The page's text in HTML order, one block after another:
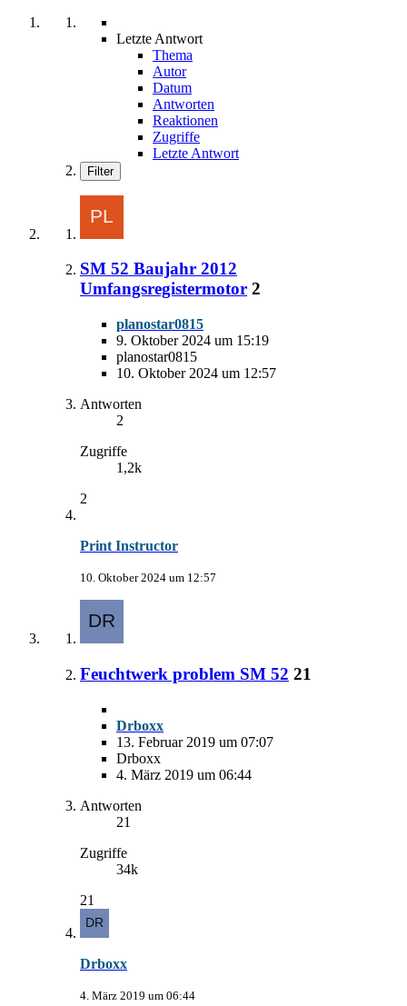
Letzte Antwort
Thema
Autor
Datum
Antworten
Reaktionen
Zugriffe
Letzte Antwort
Filter
SM 52 Baujahr 2012
Umfangsregistermotor 2
planostar0815
9. Oktober 2024 um 15:19
planostar0815
10. Oktober 2024 um 12:57
Antworten
2
Zugriffe
1,2k
2
Print Instructor
10. Oktober 2024 um 12:57
Feuchtwerk problem SM 52 21
Drboxx
13. Februar 2019 um 07:07
Drboxx
4. März 2019 um 06:44
Antworten
21
Zugriffe
34k
21
Drboxx
4. März 2019 um 06:44